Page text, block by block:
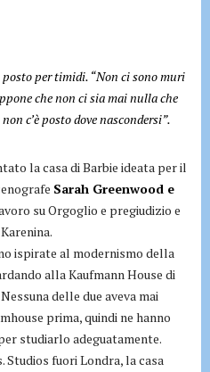
posto per timidi. “Non ci sono muri
che non ci sia mai nulla che
c’è posto dove nascondersi”.
la casa di Barbie ideata per il
Sarah Greenwood e
su Orgoglio e pregiudizio e
ispirate al modernismo della
alla Kaufmann House di
delle due aveva mai
prima, quindi ne hanno
studiarlo adeguatamente.
Studios fuori Londra, la casa